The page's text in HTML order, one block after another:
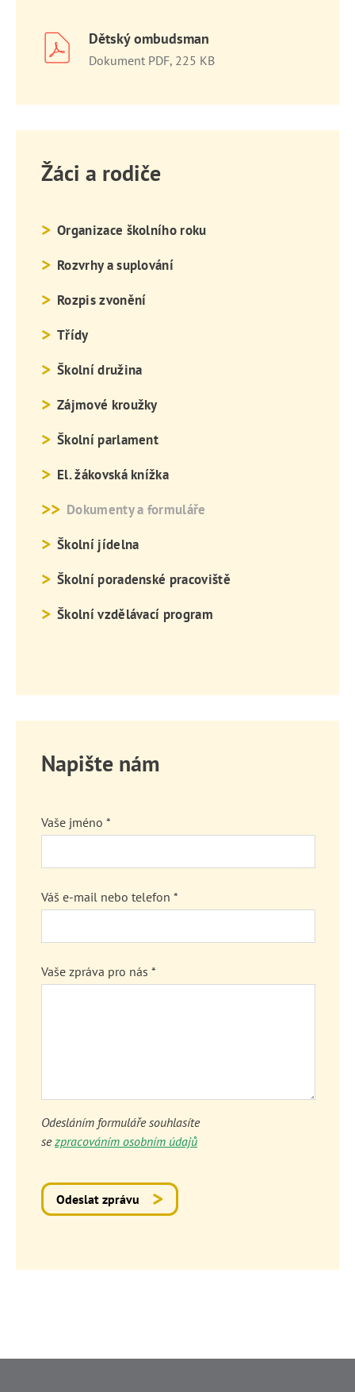
Dětský ombudsman
Dokument PDF, 225 KB
Žáci a rodiče
Organizace školního roku
Rozvrhy a suplování
Rozpis zvonění
Třídy
Školní družina
Zájmové kroužky
Školní parlament
El. žákovská knížka
Dokumenty a formuláře
Školní jídelna
Školní poradenské pracoviště
Školní vzdělávací program
Napište nám
Vaše jméno *
Váš e-mail nebo telefon *
Vaše zpráva pro nás *
Odesláním formuláře souhlasíte
sezpracováním osobním údajů
Odeslat zprávu